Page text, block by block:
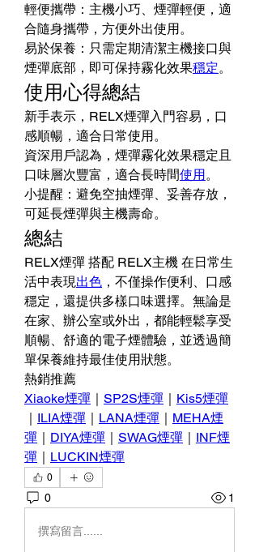
輕便攜帶：主機小巧、煙彈輕便，適
合隨身攜帶，方便外出使用。
易於保養：只需定期清潔主機接口與
煙彈底部，即可保持霧化效果穩定。
使用心得總結
新手表示，RELX煙彈入門容易，口
感順暢，適合日常使用。
資深用戶認為，煙彈霧化效果穩定且
口味層次豐富，適合長時間使用。
小提醒：避免空抽煙彈、妥善存放，
可延長煙彈與主機壽命。
總結
RELX煙彈 搭配 RELX主機 在日常生
活中表現出色 ，不僅操作便利、口感
穩定，還提供多樣口味選擇。無論是
在家、辦公室或外出，都能輕鬆享受
順暢、舒適的電子煙體驗，並透過簡
單保養維持最佳使用狀態。
熱銷推薦
Xiaoke煙彈 ｜ SP2S煙彈 ｜ Kis5煙彈
｜ ILIA煙彈 ｜ LANA煙彈 ｜ MEHA煙
彈 ｜ DIYA煙彈 ｜ SWAG煙彈 ｜ INF煙
彈 ｜ LUCKIN煙彈
0
0 1
撰寫留言......